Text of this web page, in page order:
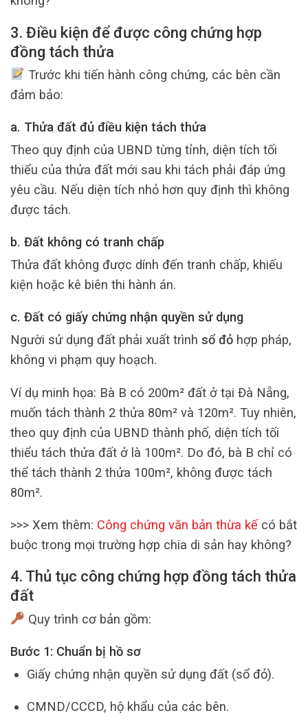
3. Điều kiện để được công chứng hợp
đồng tách thửa
Trước khi tiến hành công chứng, các bên cần
đảm bảo:
a. Thửa đất đủ điều kiện tách thửa
Theo quy định của UBND từng tỉnh, diện tích tối
thiểu của thửa đất mới sau khi tách phải đáp ứng
yêu cầu. Nếu diện tích nhỏ hơn quy định thì không
được tách.
b. Đất không có tranh chấp
Thửa đất không được dính đến tranh chấp, khiếu
kiện hoặc kê biên thi hành án.
c. Đất có giấy chứng nhận quyền sử dụng
Người sử dụng đất phải xuất trình sổ đỏ hợp pháp,
không vi phạm quy hoạch.
Ví dụ minh họa: Bà B có 200m² đất ở tại Đà Nẵng,
muốn tách thành 2 thửa 80m² và 120m². Tuy nhiên,
theo quy định của UBND thành phố, diện tích tối
thiểu tách thửa đất ở là 100m². Do đó, bà B chỉ có
thể tách thành 2 thửa 100m², không được tách
80m².
>>> Xem thêm: Công chứng văn bản thừa kế có bắt
buộc trong mọi trường hợp chia di sản hay không?
4. Thủ tục công chứng hợp đồng tách thửa
đất
Quy trình cơ bản gồm:
Bước 1: Chuẩn bị hồ sơ
Giấy chứng nhận quyền sử dụng đất (sổ đỏ).
CMND/CCCD, hộ khẩu của các bên.